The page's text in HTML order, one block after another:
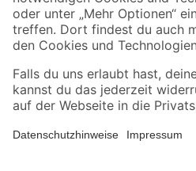
Alle Preisangaben in EUR inkl. gesetzl. MwSt..
Umständen nicht in allen Märkten verfügbar. Die
Produkte nur solange der Vorrat reicht.
*Paketversand ab 59 € versandkostenfrei, gilt